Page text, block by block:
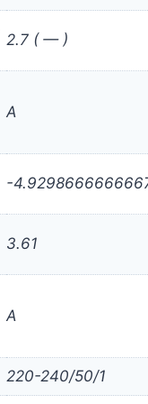
2.7 ( — )
A
-
3.61
A
220-240/50/1